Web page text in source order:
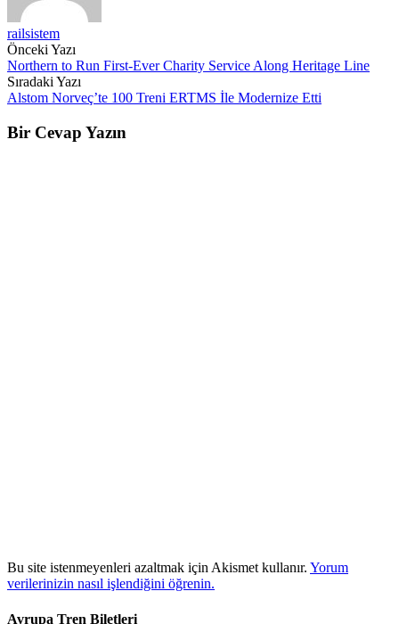
railsistem
Post
navigation
Önceki Yazı
Northern to Run First-Ever Charity Service Along Heritage Line
Sıradaki Yazı
Alstom Norveç’te 100 Treni ERTMS İle Modernize Etti
Bir Cevap Yazın
Bu site istenmeyenleri azaltmak için Akismet kullanır. Yorum
verilerinizin nasıl işlendiğini öğrenin.
Avrupa Tren Biletleri